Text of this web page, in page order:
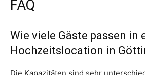
FAQ
Wie viele Gäste passen in
Hochzeitslocation in